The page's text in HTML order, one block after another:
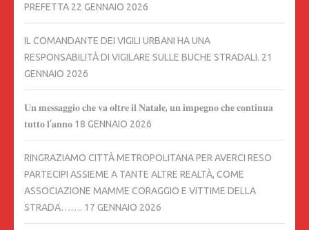
PREFETTA 22 GENNAIO 2026
IL COMANDANTE DEI VIGILI URBANI HA UNA
RESPONSABILITÀ DI VIGILARE SULLE BUCHE STRADALI. 21
GENNAIO 2026
𝐔𝐧 𝐦𝐞𝐬𝐬𝐚𝐠𝐠𝐢𝐨 𝐜𝐡𝐞 𝐯𝐚 𝐨𝐥𝐭𝐫𝐞 𝐢𝐥 𝐍𝐚𝐭𝐚𝐥𝐞, 𝐮𝐧 𝐢𝐦𝐩𝐞𝐠𝐧𝐨 𝐜𝐡𝐞 𝐜𝐨𝐧𝐭𝐢𝐧𝐮𝐚
𝐭𝐮𝐭𝐭𝐨 𝐥’𝐚𝐧𝐧𝐨 18 GENNAIO 2026
RINGRAZIAMO CITTÀ METROPOLITANA PER AVERCI RESO
PARTECIPI ASSIEME A TANTE ALTRE REALTÀ, COME
ASSOCIAZIONE MAMME CORAGGIO E VITTIME DELLA
STRADA……. 17 GENNAIO 2026